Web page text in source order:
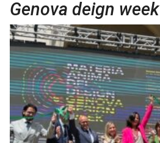
Genova deign week